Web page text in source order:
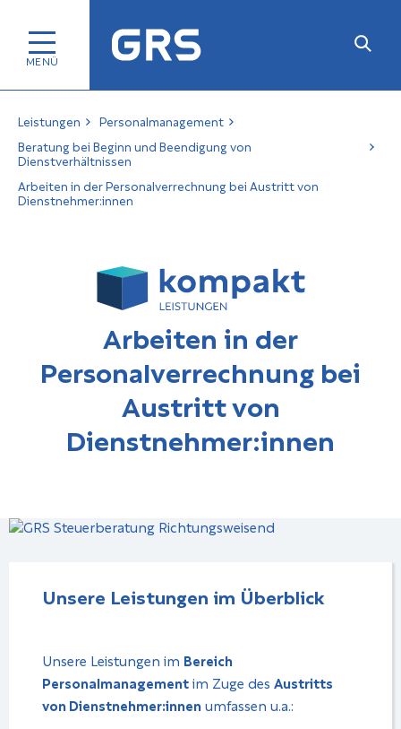
Leistungen
Personalmanagement
Beratung bei Beginn und Beendigung von
Dienstverhältnissen
Arbeiten in der Personalverrechnung bei Austritt von
Dienstnehmer:innen
Arbeiten in der
Personalverrechnung bei
Austritt von
Dienstnehmer:innen
Unsere Leistungen im Über­blick
Unsere Leistungen im Bereich
Personalmanagementim Zuge des Austritts
von Dienstnehmer:innenumfassen u.a.: